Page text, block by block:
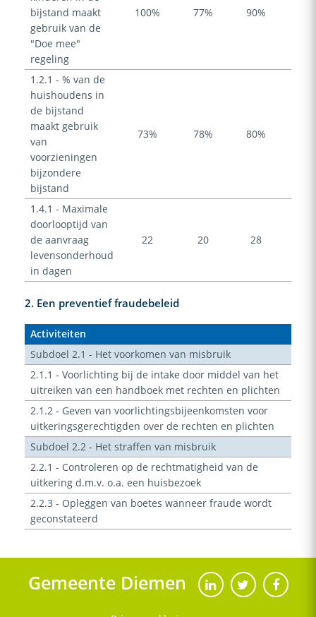
bijstand maakt
gebruik van de
"Doe mee"
regeling
100% 77% 90%
1.2.1 - % van de
huishoudens in
de bijstand
maakt gebruik
van
voorzieningen
bijzondere
bijstand
73% 78% 80%
1.4.1 - Maximale
doorlooptijd van
de aanvraag
levensonderhoud
in dagen
22 20 28
2. Een preventief fraudebeleid
Activiteiten
Subdoel 2.1 - Het voorkomen van misbruik
2.1.1 - Voorlichting bij de intake door middel van het
uitreiken van een handboek met rechten en plichten
2.1.2 - Geven van voorlichtingsbijeenkomsten voor
uitkeringsgerechtigden over de rechten en plichten
Subdoel 2.2 - Het straffen van misbruik
2.2.1 - Controleren op de rechtmatigheid van de
uitkering d.m.v. o.a. een huisbezoek
2.2.3 - Opleggen van boetes wanneer fraude wordt
geconstateerd
Gemeente Diemen